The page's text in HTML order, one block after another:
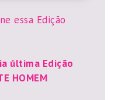
essa Edição
última Edição
HOMEM